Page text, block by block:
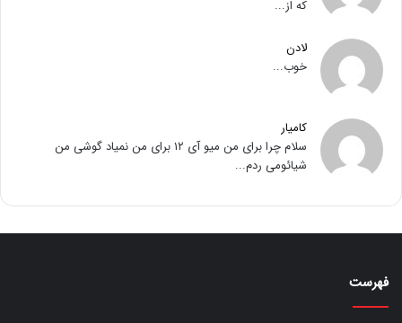
که از...
لادن
خوب...
کامیار
سلام چرا برای من میو آی ۱۲ برای من نمیاد گوشی من
شیائومی ردم...
فهرست